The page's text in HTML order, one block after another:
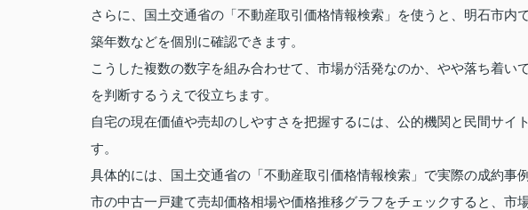
さらに、国土交通省の「不動産取引価格情報検索」を使うと、明石市内
築年数などを個別に確認できます。
こうした複数の数字を組み合わせて、市場が活発なのか、やや落ち着い
を判断するうえで役立ちます。
自宅の現在価値や売却のしやすさを把握するには、公的機関と民間サイ
す。
具体的には、国土交通省の「不動産取引価格情報検索」で実際の成約事
市の中古一戸建て売却価格相場や価格推移グラフをチェックすると、市